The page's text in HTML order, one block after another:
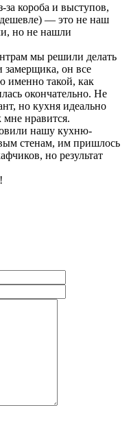
за короба и выступов,
— это не наш
но не нашли
мы решили делать
замерщика, он все
именно такой, как
окончательно. Не
но кухня идеально
мне нравится.
нашу кухню-
стенам, им пришлось
но результат